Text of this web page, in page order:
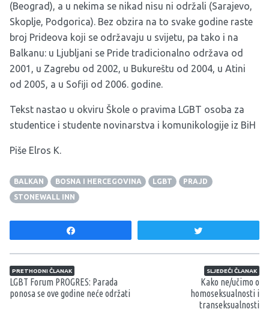
(Beograd), a u nekima se nikad nisu ni održali (Sarajevo,
Skoplje, Podgorica). Bez obzira na to svake godine raste
broj Prideova koji se održavaju u svijetu, pa tako i na
Balkanu: u Ljubljani se Pride tradicionalno održava od
2001, u Zagrebu od 2002, u Bukureštu od 2004, u Atini
od 2005, a u Sofiji od 2006. godine.
Tekst nastao u okviru Škole o pravima LGBT osoba za
studentice i studente novinarstva i komunikologije iz BiH
Piše Elros K.
BALKAN BOSNA I HERCEGOVINA LGBT
PRAJD
STONEWALL INN
Navigacija članaka
PRETHODNI ČLANAK
LGBT Forum PROGRES: Parada
ponosa se ove godine neće održati
SLJEDEĆI ČLANAK
Kako ne/učimo o
homoseksualnosti i
transeksualnosti